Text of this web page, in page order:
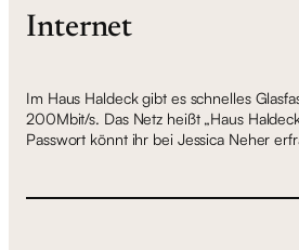
Internet
Im Haus Haldeck gibt es schnelles
200Mbit/s. Das Netz heißt „Haus
Passwort könnt ihr bei Jessica Neher